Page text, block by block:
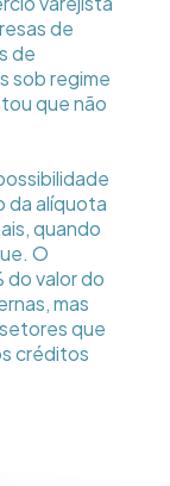
de
de
sob regime
que não
da alíquota
quando
O
do valor do
mas
que
créditos